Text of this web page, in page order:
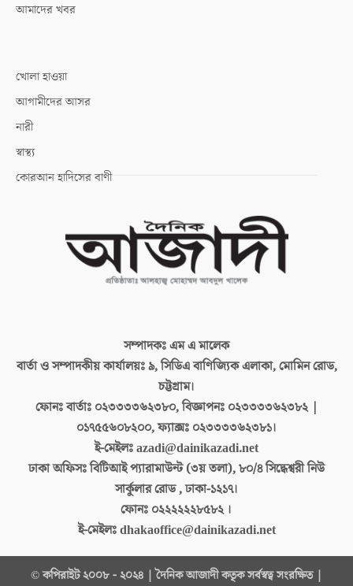
আমাদের খবর
খোলা হাওয়া
আগামীদের আসর
নারী
স্বাস্থ্য
কোরআন হাদিসের বাণী
সম্পাদকঃএম এ মালেক
বার্তা ও সম্পাদকীয় কার্যালয়ঃ৯, সিডিএ বাণিজ্যিক এলাকা, মোমিন রোড,
চট্টগ্রাম।
ফোনঃ বার্তাঃ ০২৩৩৩৩৬২৩৮০, বিজ্ঞাপনঃ ০২৩৩৩৩৬২৩৮২ |
০১৭৫৫৬০৮২০০, ফ্যাক্সঃ ০২৩৩৩৩৬২৩৮১।
ই-মেইলঃazadi@dainikazadi.net
ঢাকা অফিসঃবিটিআই প্যারামাউন্ট (৩য় তলা), ৮০/৪ সিদ্ধেশ্বরী নিউ
সার্কুলার রোড , ঢাকা-১২১৭।
ফোনঃ ০২২২২২২৮৫৮২ ।
ই-মেইলঃdhakaoffice@dainikazadi.net
© কপিরাইট ২০০৮ - ২০২৪ | দৈনিক আজাদী কতৃক সর্বস্বত্ব সংরক্ষিত |